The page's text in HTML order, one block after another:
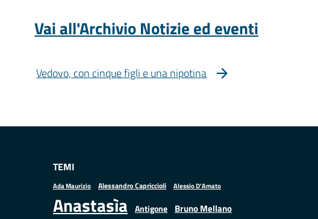
Vai all'Archivio Notizie ed eventi
Vedovo, con cinque figli e una nipotina
TEMI
Ada Maurizio Alessandro Capriccioli Alessio D'Amato
Anastasìa Antigone Bruno Mellano